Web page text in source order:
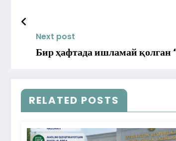
Next post
Бир ҳафтада ишламай
RELATED POSTS